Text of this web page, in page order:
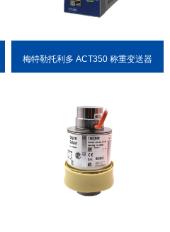
梅特勒托利多 ACT350 称重变送器